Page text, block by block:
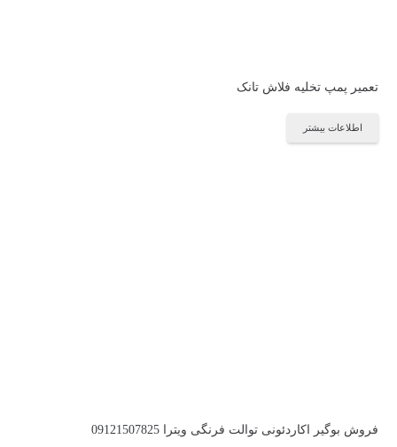
تعمیر پمپ تخلیه فلاش تانک
اطلاعات بیشتر
فروش بوگیر اکاردئونی توالت فرنگی ویترا 09121507825